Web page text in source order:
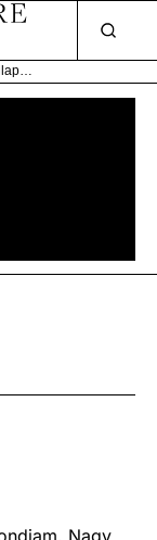
Költő Kert Villapark és Galéria
Nagy